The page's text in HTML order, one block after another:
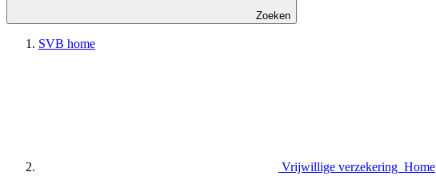
Zoeken
SVB home
Vrijwillige verzekering Home